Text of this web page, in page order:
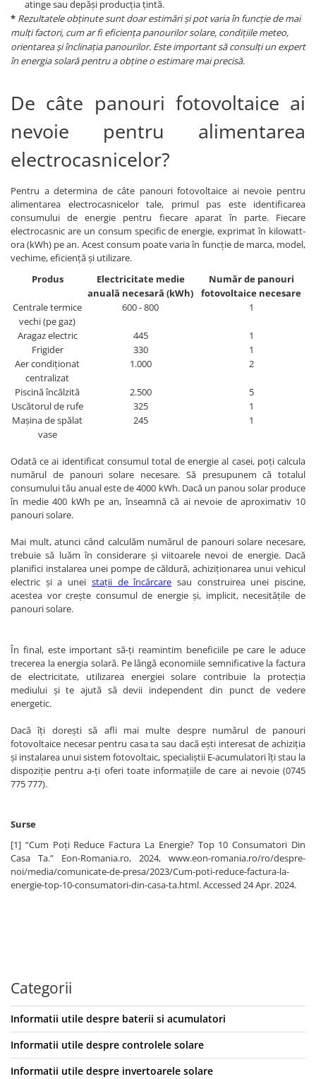
atinge sau depăși producția țintă.
* Rezultatele obținute sunt doar estimări și pot varia în funcție de mai
mulți factori, cum ar fi eficiența panourilor solare, condițiile meteo,
orientarea și înclinația panourilor. Este important să consulți un expert
în energia solară pentru a obține o estimare mai precisă.
De câte panouri fotovoltaice ai
nevoie pentru alimentarea
electrocasnicelor?
Pentru a determina de câte panouri fotovoltaice ai nevoie pentru
alimentarea electrocasnicelor tale, primul pas este identificarea
consumului de energie pentru fiecare aparat în parte. Fiecare
electrocasnic are un consum specific de energie, exprimat în kilowatt-
ora (kWh) pe an. Acest consum poate varia în funcție de marca, model,
vechime, eficiență și utilizare.
Produs
Electricitate medie
anuală necesară (kWh)
Număr de panouri
fotovoltaice necesare
Centrale termice
vechi (pe gaz)
600 - 800 1
Aragaz electric 445
1
Frigider
330
1
Aer condiționat
centralizat
1.000 2
Piscină încălzită 2.500
5
Uscătorul de rufe
325
1
Mașina de spălat
vase
245 1
Odată ce ai identificat consumul total de energie al casei, poți calcula
numărul de panouri solare necesare. Să presupunem că totalul
consumului tău anual este de 4000 kWh. Dacă un panou solar produce
în medie 400 kWh pe an, înseamnă că ai nevoie de aproximativ 10
panouri solare.
Mai mult, atunci când calculăm numărul de panouri solare necesare,
trebuie să luăm în considerare și viitoarele nevoi de energie. Dacă
planifici instalarea unei pompe de căldură, achiziționarea unui vehicul
electric și a unei stații de încărcare sau construirea unei piscine,
acestea vor crește consumul de energie și, implicit, necesitățile de
panouri solare.
În final, este important să-ți reamintim beneficiile pe care le aduce
trecerea la energia solară. Pe lângă economiile semnificative la factura
de electricitate, utilizarea energiei solare contribuie la protecția
mediului și te ajută să devii independent din punct de vedere
energetic.
Dacă îți dorești să afli mai multe despre numărul de panouri
fotovoltaice necesar pentru casa ta sau dacă ești interesat de achiziția
și instalarea unui sistem fotovoltaic, specialiștii E-acumulatori îți stau la
dispoziție pentru a-ți oferi toate informațiile de care ai nevoie (0745
775 777).
Surse
[1] “Cum Poți Reduce Factura La Energie? Top 10 Consumatori Din
Casa Ta.” Eon-Romania.ro, 2024, www.eon-romania.ro/ro/despre-
noi/media/comunicate-de-presa/2023/Cum-poti-reduce-factura-la-
energie-top-10-consumatori-din-casa-ta.html. Accessed 24 Apr. 2024.
Categorii
Informatii utile despre baterii si acumulatori
Informatii utile despre controlele solare
Informatii utile despre invertoarele solare